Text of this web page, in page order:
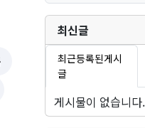
최신글
최근등록된게시
글
게시물이 없습니다.